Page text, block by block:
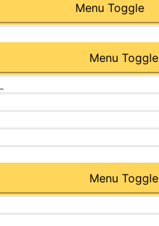
Menu Toggle
Menu Toggle
Menu Toggle